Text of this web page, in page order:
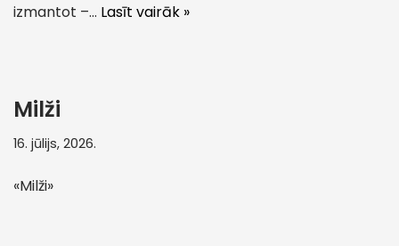
izmantot –… Lasīt vairāk »
Milži
16. jūlijs, 2026.
«Milži»